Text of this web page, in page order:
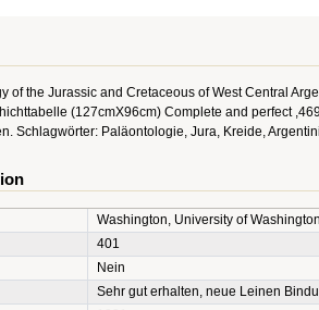
of the Jurassic and Cretaceous of West Central
(127cmX96cm) Complete and perfect
Schlagwörter: Paläontologie, Jura, Kreide,
Washington, University of
401
Nein
Sehr gut erhalten, neue Leinen